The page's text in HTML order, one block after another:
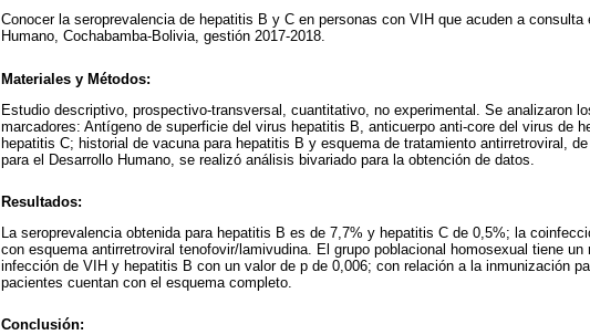
Conocer la seroprevalencia de hepatitis B y C en personas con VIH que acuden a
Humano, Cochabamba-Bolivia, gestión 2017-2018.
Materiales y Métodos:
Estudio descriptivo, prospectivo-transversal, cuantitativo, no experimental. Se analizaron
marcadores: Antígeno de superficie del virus hepatitis B, anticuerpo anti-core del virus de
hepatitis C; historial de vacuna para hepatitis B y esquema de tratamiento antirretroviral,
para el Desarrollo Humano, se realizó análisis bivariado para la obtención de datos.
Resultados:
La seroprevalencia obtenida para hepatitis B es de 7,7% y hepatitis C de 0,5%; la
con esquema antirretroviral tenofovir/lamivudina. El grupo poblacional homosexual tiene
infección de VIH y hepatitis B con un valor de p de 0,006; con relación a la inmunización
pacientes cuentan con el esquema completo.
Conclusión: